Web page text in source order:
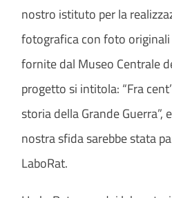
nostro istituto per la
fotografica con foto originali
fornite dal Museo Centrale
progetto si intitola: “Fra
storia della Grande Guerra”,
nostra sfida sarebbe stata
LaboRat.